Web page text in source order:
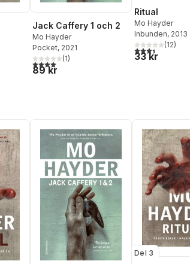
antal röster:
Jack Caffery 1 och 2
Mo Hayder
Pocket, 2021
4,0utav 5 stjärnor. Totalt antal röster:
(1)
89 kr
Ritual
Mo Hayder
Inbunden, 2013
3,4utav 5(12)
33 kr
Del 3